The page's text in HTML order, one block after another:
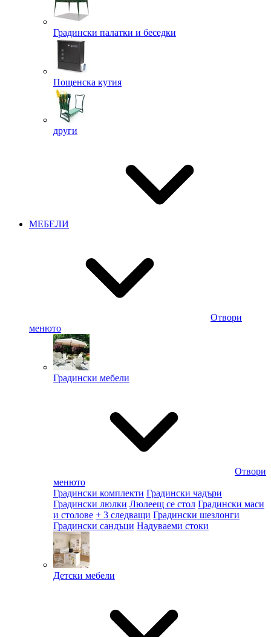
Градински палатки и беседки
Пощенска кутия
други
МЕБЕЛИ
Отвори
менюто
Градински мебели
Отвори
менюто
Градински комплекти Градински чадъри
Градински люлки Люлеещ се стол Градински маси
и столове + 3 следващи Градински шезлонги
Градински сандъци Надуваеми стоки
Детски мебели